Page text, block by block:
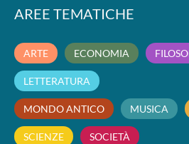
AREE TEMATICHE
ARTE ECONOMIA
LETTERATURA
MONDO ANTICO MUSICA
SCIENZE SOCIETÀ